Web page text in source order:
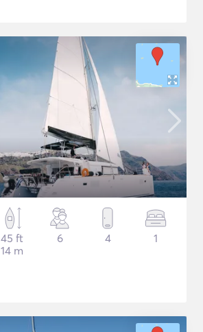
45 ft
14 m
6 4 1